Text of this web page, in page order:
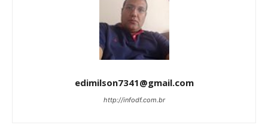
edimilson7341@gmail.com
http://infodf.com.br